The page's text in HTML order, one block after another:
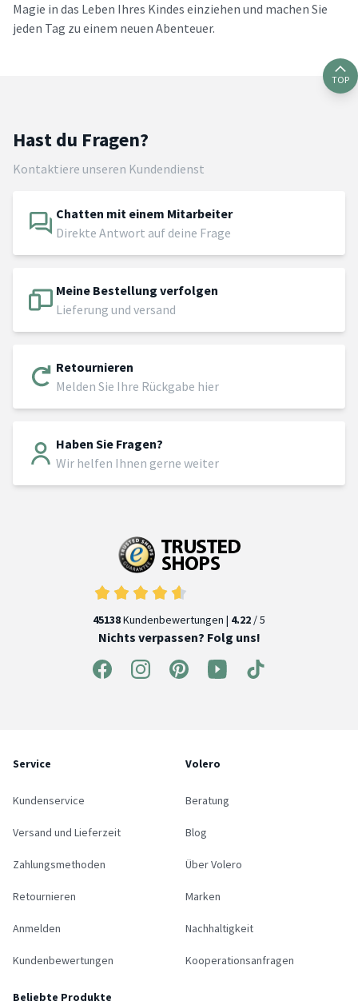
Magie in das Leben Ihres Kindes einziehen und machen Sie
jeden Tag zu einem neuen Abenteuer.
TOP
Hast du Fragen?
Kontaktiere unseren Kundendienst
Chatten mit einem Mitarbeiter
Direkte Antwort auf deine Frage
Meine Bestellung verfolgen
Lieferung und versand
Retournieren
Melden Sie Ihre Rückgabe hier
Haben Sie Fragen?
Wir helfen Ihnen gerne weiter
45138Kundenbewertungen | 4.22 / 5
Nichts verpassen? Folg uns!
Service
Kundenservice
Versand und Lieferzeit
Zahlungsmethoden
Retournieren
Anmelden
Kundenbewertungen
Volero
Beratung
Blog
Über Volero
Marken
Nachhaltigkeit
Kooperationsanfragen
Beliebte Produkte